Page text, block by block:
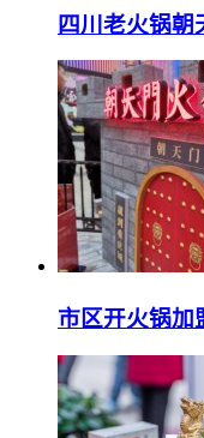
四川老火锅朝
市区开火锅加